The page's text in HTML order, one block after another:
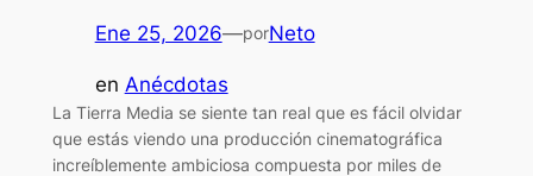
Ene 25, 2026—porNeto
en Anécdotas
La Tierra Media se siente tan real que es fácil olvidar
que estás viendo una producción cinematográfica
increíblemente ambiciosa compuesta por miles de